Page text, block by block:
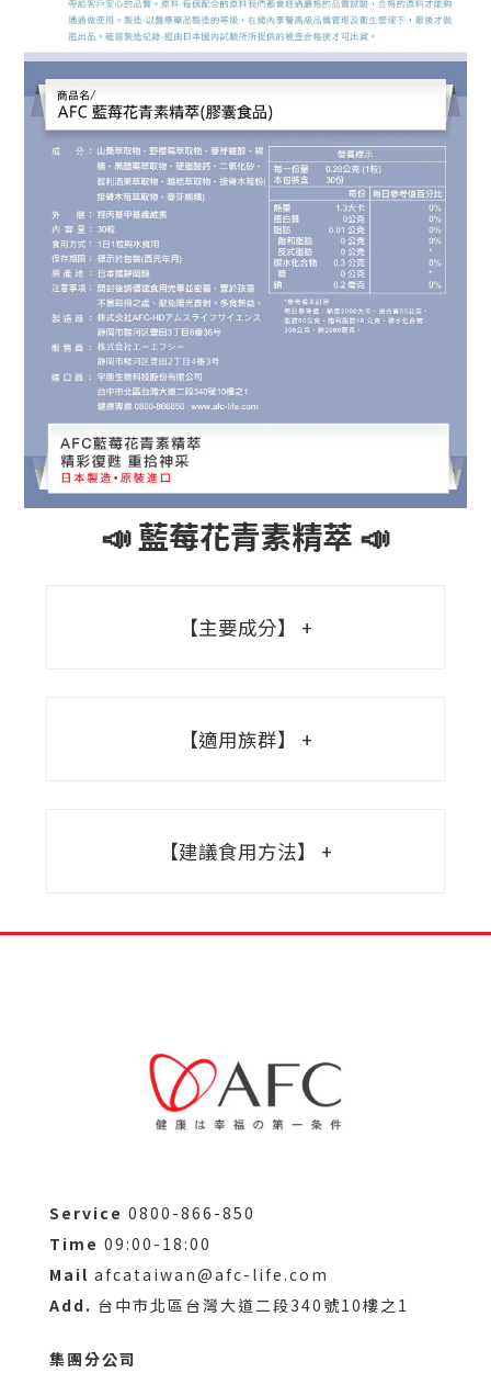
📣 藍莓花青素精萃 📣
【主要成分】
【適用族群】
【建議食用方法】
Service 0800-866-850
Time 09:00-18:00
Mail afcataiwan@afc-life.com
Add. 台中市北區台灣大道二段340號10樓之1
集團分公司